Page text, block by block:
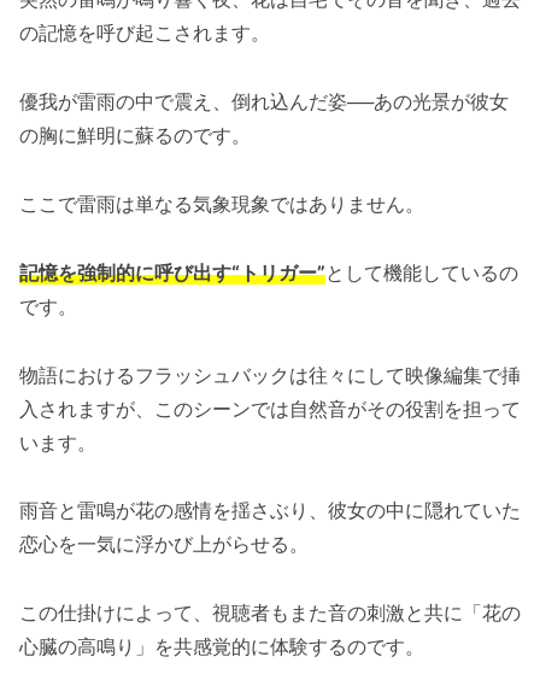
の記憶を呼び起こされます。
優我が雷雨の中で震え、倒れ込んだ姿──あの光景が彼女
の胸に鮮明に蘇るのです。
ここで雷雨は単なる気象現象ではありません。
記憶を強制的に呼び出す“トリガー”として機能しているの
です。
物語におけるフラッシュバックは往々にして映像編集で挿
入されますが、このシーンでは自然音がその役割を担って
います。
雨音と雷鳴が花の感情を揺さぶり、彼女の中に隠れていた
恋心を一気に浮かび上がらせる。
この仕掛けによって、視聴者もまた音の刺激と共に「花の
心臓の高鳴り」を共感覚的に体験するのです。